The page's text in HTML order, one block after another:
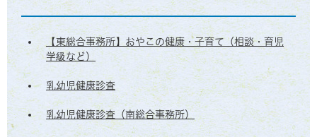
【東総合事務所】おやこの健康・子育て（相談・育児
学級など）
乳幼児健康診査
乳幼児健康診査（南総合事務所）